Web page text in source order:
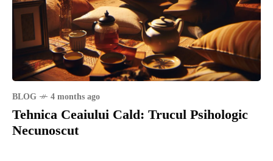
BLOG 4 months ago
Tehnica Ceaiului Cald: Trucul Psihologic
Necunoscut